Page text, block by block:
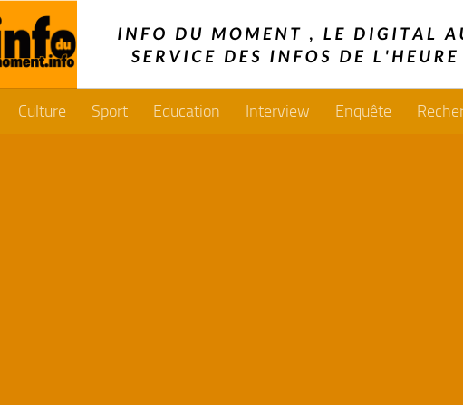
Culture Sport Education Interview Enquête